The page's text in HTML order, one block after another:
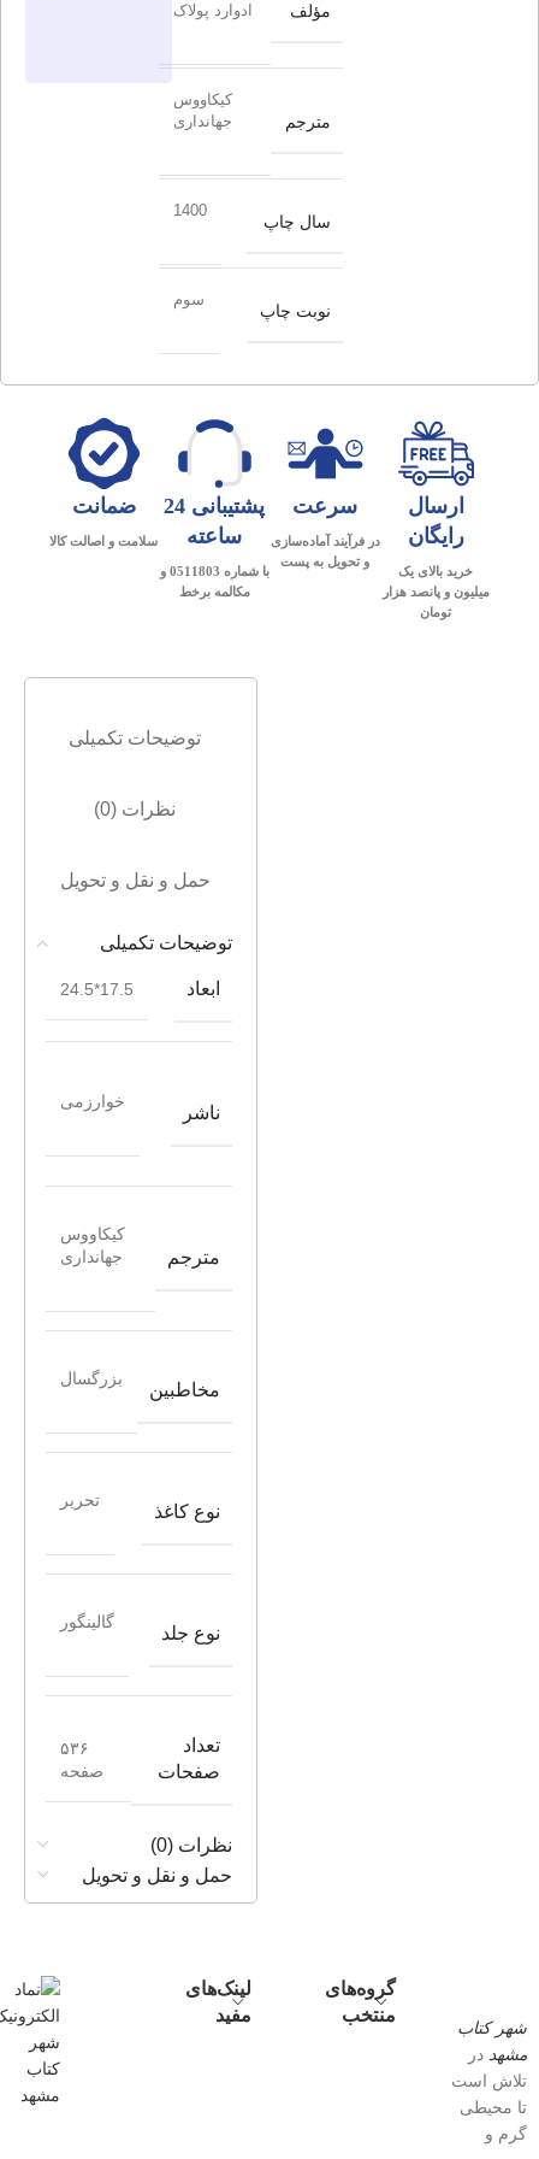
مؤلف
ادوارد پولاک
مترجم
کیکاووس
جهانداری
سال چاپ
1400
نوبت چاپ
سوم
ارسال
رایگان
خرید بالای یک
میلیون و پانصد هزار
تومان
سرعت
در فرآیند آماده‌سازی
و تحویل به پست
پشتیبانی 24
ساعته
با شماره 0511803 و
مکالمه برخط
ضمانت
سلامت و اصالت کالا
توضیحات تکمیلی
نظرات (0)
حمل و نقل و تحویل
توضیحات تکمیلی
ابعاد 17.5*24.5
ناشر
خوارزمی
مترجم
کیکاووس
جهانداری
مخاطبین
بزرگسال
نوع کاغذ
تحریر
نوع جلد
گالینگور
تعداد
صفحات
۵۳۶
صفحه
نظرات (0)
حمل و نقل و تحویل
شهر کتاب
مشهد در
تلاش است
تا محیطی
گرم و
گروه‌های
منتخب
لینک‌های
مفید